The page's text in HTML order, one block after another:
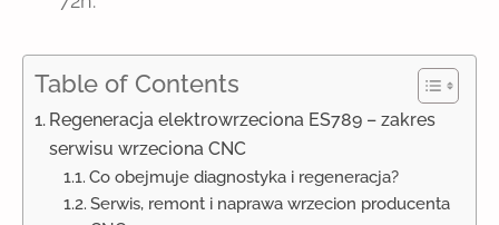
Table of Contents
Regeneracja elektrowrzeciona ES789 – zakres
serwisu wrzeciona CNC
Co obejmuje diagnostyka i regeneracja?
Serwis, remont i naprawa wrzecion producenta